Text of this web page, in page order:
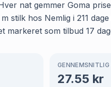
nat gemmer Goma
stilk hos Nemlig i 211
markeret som tilbud 17
GENNEMSNITLIG
27.55 kr